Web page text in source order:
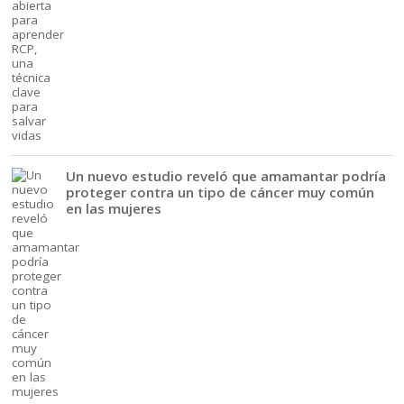
Un nuevo estudio reveló que amamantar podría
proteger contra un tipo de cáncer muy común
en las mujeres